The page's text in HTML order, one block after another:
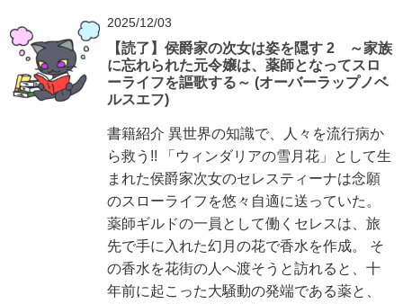
2025/12/03
【読了】侯爵家の次女は姿を隠す 2 ～家族
に忘れられた元令嬢は、薬師となってスロ
ーライフを謳歌する～ (オーバーラップノベ
ルスエフ)
書籍紹介 異世界の知識で、人々を流行病か
ら救う!! 「ウィンダリアの雪月花」として生
まれた侯爵家次女のセレスティーナは念願
のスローライフを悠々自適に送っていた。
薬師ギルドの一員として働くセレスは、旅
先で手に入れた幻月の花で香水を作成。 そ
の香水を花街の人へ渡そうと訪れると、十
年前に起こった大騒動の発端である薬と、